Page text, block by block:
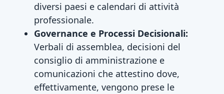
diversi paesi e calendari di attività
professionale.
Governance e Processi Decisionali:
Verbali di assemblea, decisioni del
consiglio di amministrazione e
comunicazioni che attestino dove,
effettivamente, vengono prese le